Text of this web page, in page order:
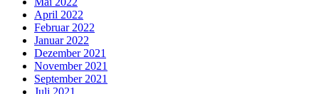
April 2022
Februar 2022
Januar 2022
Dezember 2021
November 2021
September 2021